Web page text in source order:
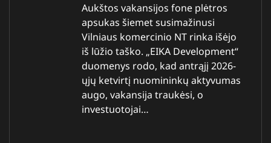
Aukštos vakansijos fone plėtros
apsukas šiemet susimažinusi
Vilniaus komercinio NT rinka išėjo
iš lūžio taško. „EIKA Development“
duomenys rodo, kad antrąjį 2026-
ųjų ketvirtį nuomininkų aktyvumas
augo, vakansija traukėsi, o
investuotojai…